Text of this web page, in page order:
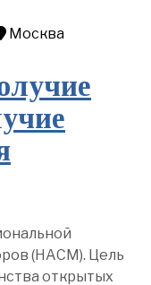
Москва
(НАСМ). Цель
открытых